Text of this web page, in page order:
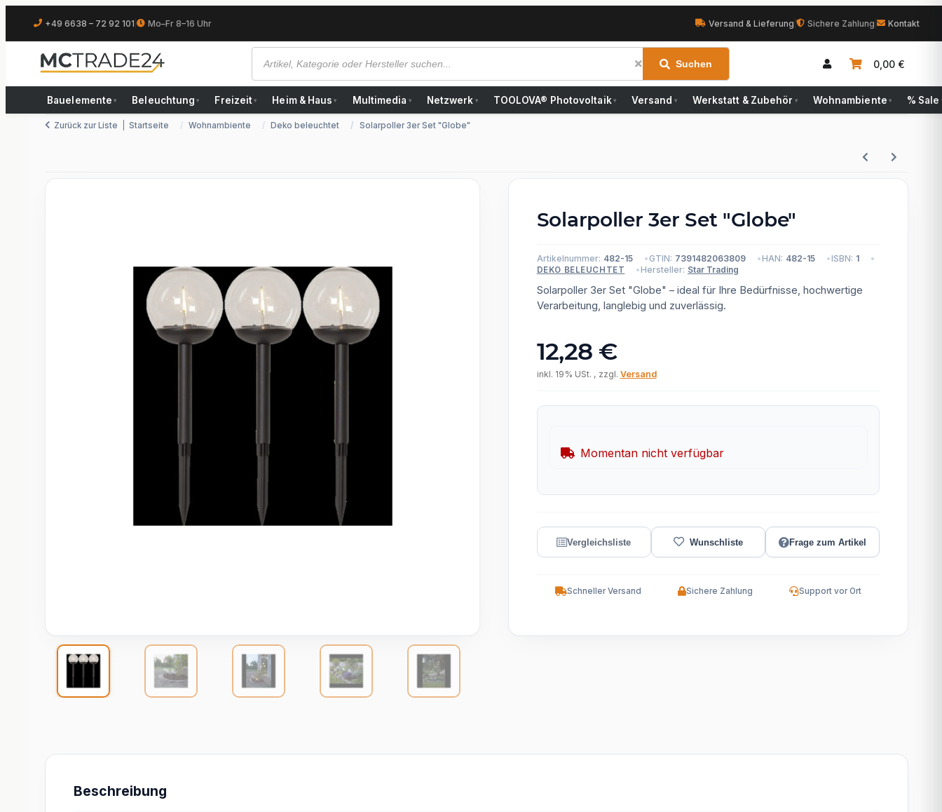
+49 6638 – 72 92 101 Mo–Fr 8–16 Uhr Versand & Lieferung Sichere Zahlung Kontakt
Suchen 0,00 €
Bauelemente ▾ Beleuchtung ▾ Freizeit ▾ Heim & Haus ▾ Multimedia ▾ Netzwerk ▾ TOOLOVA® Photovoltaik ▾ Versand ▾ Werkstatt & Zubehör ▾ Wohnambiente ▾ % Sale
Zurück zur Liste Startseite Wohnambiente Deko beleuchtet Solarpoller 3er Set "Globe"
Solarpoller 3er Set "Globe"
Artikelnummer: 482-15 GTIN: 7391482063809 HAN: 482-15 ISBN: 1
DEKO BELEUCHTET Hersteller: Star Trading
Solarpoller 3er Set "Globe" – ideal für Ihre Bedürfnisse, hochwertige
Verarbeitung, langlebig und zuverlässig.
12,28 €
inkl. 19% USt. , zzgl. Versand
Momentan nicht verfügbar
Frage zum Artikel
Schneller Versand Sichere Zahlung Support vor Ort
Beschreibung